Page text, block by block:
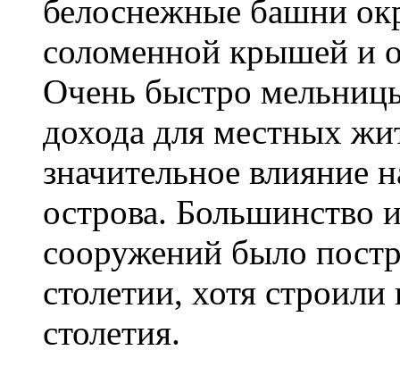
белоснежные башни
соломенной крышей и
Очень быстро
дохода для местных
значительное влияние
острова. Большинство
сооружений было
столетии, хотя
столетия.